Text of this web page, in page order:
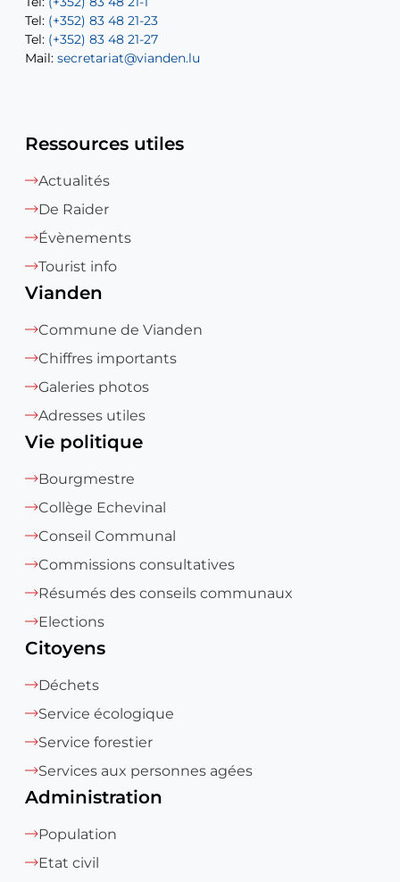
Tel: (+352) 83 48 21-23
Tel: (+352) 83 48 21-27
Mail: secretariat@vianden.lu
Tel: (+352) 83 48 21-22
Mail:sofia.carvalho@vianden.lu
Mail: diane.storn@vianden.lu
Ressources utiles
Actualités
De Raider
Évènements
Tourist info
Vianden
Commune de Vianden
Chiffres importants
Galeries photos
Adresses utiles
Vie politique
Bourgmestre
Collège Echevinal
Conseil Communal
Commissions consultatives
Résumés des conseils communaux
Elections
Citoyens
Déchets
Service écologique
Service forestier
Services aux personnes agées
Administration
Population
Etat civil